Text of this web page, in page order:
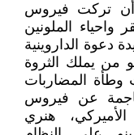
أن تركت فيروس
واحياء الملونين
دعوة الداروينية
هو من يملك الثروة
المضاربات
عن فيروس
الأميركي، هنري